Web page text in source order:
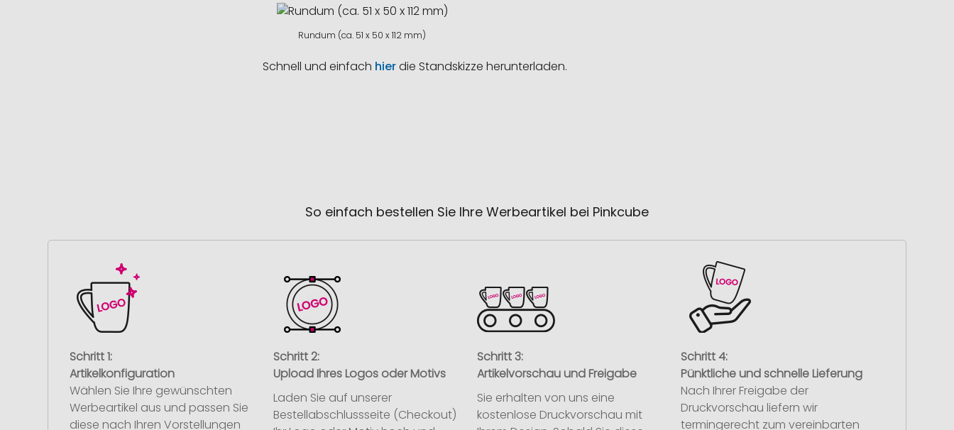
Rundum (ca. 51 x 50 x 112 mm)
Schnell und einfach hierdie Standskizze herunterladen.
So einfach bestellen Sie Ihre Werbeartikel bei Pinkcube
Schritt 1:
Artikelkonfiguration
Wählen Sie Ihre gewünschten
Werbeartikel aus und passen Sie
diese nach Ihren Vorstellungen
Schritt 2:
Upload Ihres Logos oder Motivs
Laden Sie auf unserer
Bestellabschlussseite (Checkout)
Schritt 3:
Artikelvorschau und Freigabe
Sie erhalten von uns eine
kostenlose Druckvorschau mit
Schritt 4:
Pünktliche und schnelle Lieferung
Nach Ihrer Freigabe der
Druckvorschau liefern wir
termingerecht zum vereinbarten